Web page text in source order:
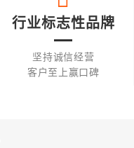
行业标志性品牌
坚持诚信经营
客户至上赢口碑